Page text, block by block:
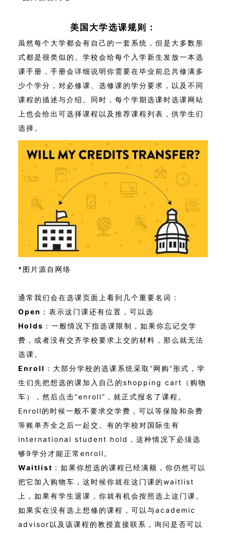
美国大学选课规则：
虽然每个大学都会有自己的一套系统，但是大多数形
式都是很类似的。学校会给每个入学新生发放一本选
课手册，手册会详细说明你需要在毕业前总共修满多
少个学分，对必修课、选修课的学分要求，以及不同
课程的描述与介绍。同时，每个学期选课时选课网站
上也会给出可选择课程以及推荐课程列表，供学生们
选择。
*图片源自网络
通常我们会在选课页面上看到几个重要名词：
Open ：表示这门课还有位置，可以选
Holds ：一般情况下指选课限制，如果你忘记交学
费，或者没有交齐学校要求上交的材料，那么就无法
选课。
Enroll ：大部分学校的选课系统采取“网购”形式，学
生们先把想选的课加入自己的shopping cart（购物
车），然后点击“enroll”，就正式报名了课程。
Enroll的时候一般不要求交学费，可以等保险和杂费
等账单齐全之后一起交。有的学校对国际生有
international student hold，这种情况下必须选
够9学分才能正常enroll。
Waitlist ：如果你想选的课程已经满额，你仍然可以
把它加入购物车，这时候你就在这门课的waitlist
上，如果有学生退课，你就有机会按照选上这门课。
如果实在没有选上想修的课程，可以与academic
advisor以及该课程的教授直接联系，询问是否可以